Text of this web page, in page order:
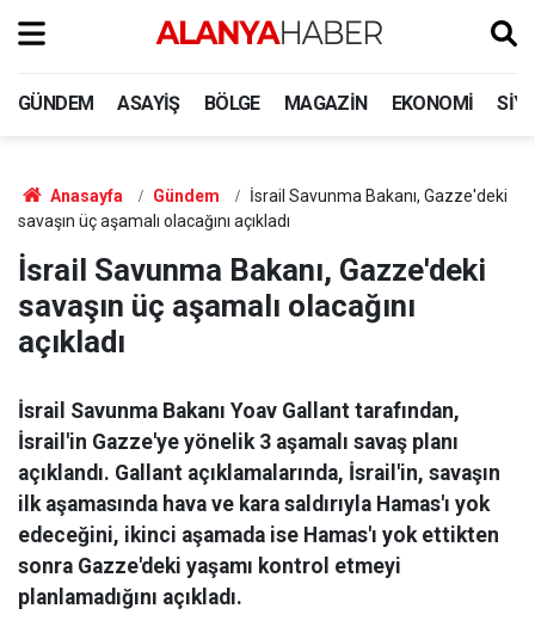
GÜNDEM ASAYIŞ BÖLGE MAGAZIN EKONOMI
Anasayfa Gündem
İsrail Savunma Bakanı, Gazze'deki
savaşın üç aşamalı olacağını açıkladı
İsrail Savunma Bakanı, Gazze'deki
savaşın üç aşamalı olacağını
açıkladı
İsrail Savunma Bakanı Yoav Gallant tarafından,
İsrail'in Gazze'ye yönelik 3 aşamalı savaş planı
açıklandı. Gallant açıklamalarında, İsrail'in, savaşın
ilk aşamasında hava ve kara saldırıyla Hamas'ı yok
edeceğini, ikinci aşamada ise Hamas'ı yok ettikten
sonra Gazze'deki yaşamı kontrol etmeyi
planlamadığını açıkladı.